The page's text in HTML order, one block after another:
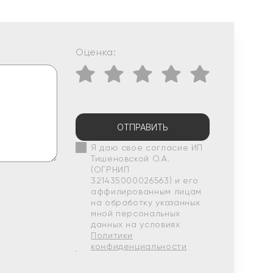
Оценка:
ОТПРАВИТЬ
Я даю свое согласие ИП
Тишеновской О.А.
(ОГРНИП
321435000026563) и его
аффилированным лицам
на обработку указанных
мной персональных
данных на условиях
Политики
конфиденциальности